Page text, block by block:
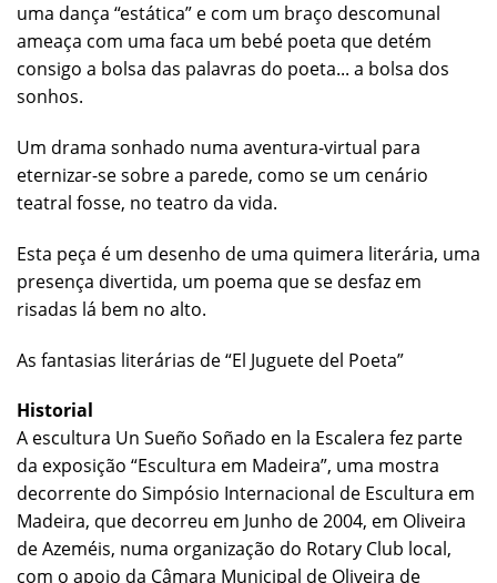
uma dança “estática” e com um braço descomunal
ameaça com uma faca um bebé poeta que detém
consigo a bolsa das palavras do poeta... a bolsa dos
sonhos.
Um drama sonhado numa aventura-virtual para
eternizar-se sobre a parede, como se um cenário
teatral fosse, no teatro da vida.
Esta peça é um desenho de uma quimera literária, uma
presença divertida, um poema que se desfaz em
risadas lá bem no alto.
As fantasias literárias de “El Juguete del Poeta”
Historial
A escultura Un Sueño Soñado en la Escalera fez parte
da exposição “Escultura em Madeira”, uma mostra
decorrente do Simpósio Internacional de Escultura em
Madeira, que decorreu em Junho de 2004, em Oliveira
de Azeméis, numa organização do Rotary Club local,
com o apoio da Câmara Municipal de Oliveira de